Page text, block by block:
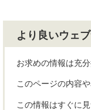
より良いウェ
お求めの情報は充
このページの内容
この情報はすぐに